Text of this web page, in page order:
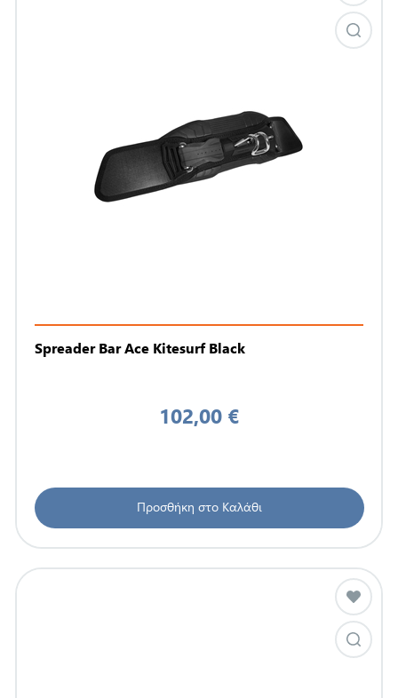
Spreader Bar Ace Kitesurf Black
102,00 €
Προσθήκη στο Καλάθι